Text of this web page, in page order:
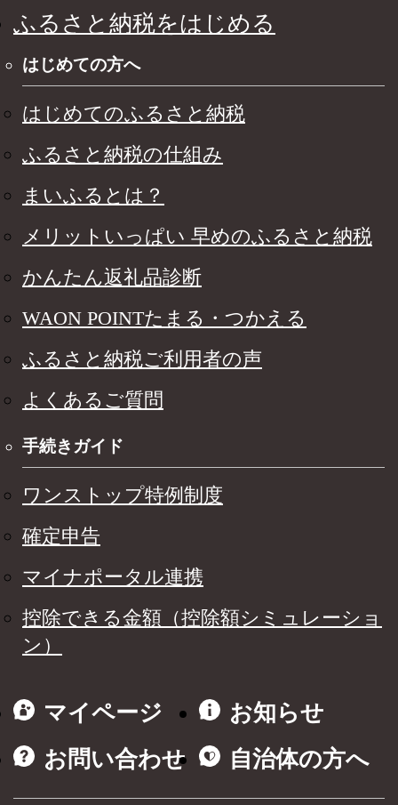
ふるさと納税をはじめる
はじめての方へ
はじめてのふるさと納税
ふるさと納税の仕組み
まいふるとは？
メリットいっぱい 早めのふるさと納税
かんたん返礼品診断
WAON POINTたまる・つかえる
ふるさと納税ご利用者の声
よくあるご質問
手続きガイド
ワンストップ特例制度
確定申告
マイナポータル連携
控除できる金額（控除額シミュレーショ
ン）
マイページ
お知らせ
お問い合わせ
自治体の方へ